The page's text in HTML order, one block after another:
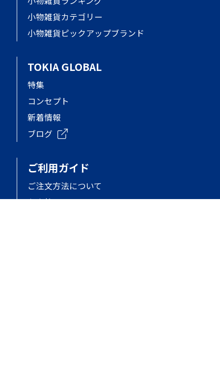
小物雑貨カテゴリー
小物雑貨ピックアップブランド
TOKIA GLOBAL
特集
コンセプト
新着情報
ブログ
ご利用ガイド
ご注文方法について
お支払いについて